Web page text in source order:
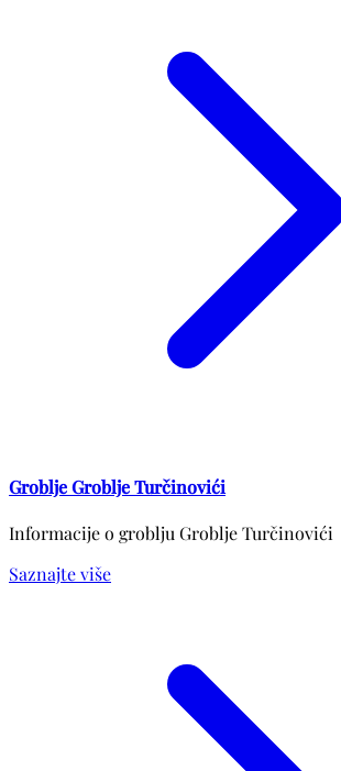
Groblje Groblje Turčinovići
Informacije o groblju Groblje Turčinovići
Saznajte više